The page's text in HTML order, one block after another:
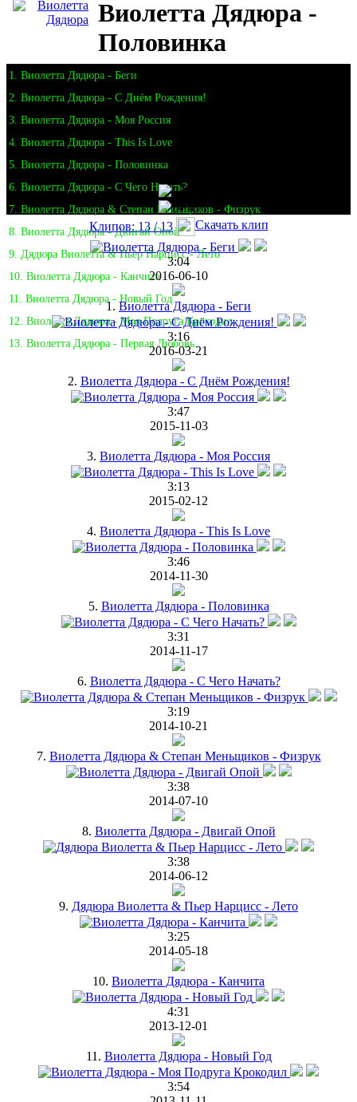
Виолетта Дядюра -
Половинка
1. Виолетта Дядюра - Беги
2. Виолетта Дядюра - С Днём Рождения!
3. Виолетта Дядюра - Моя Россия
4. Виолетта Дядюра - This Is Love
5. Виолетта Дядюра - Половинка
6. Виолетта Дядюра - С Чего Начать?
7. Виолетта Дядюра & Степан Меньщиков - Физрук
8. Виолетта Дядюра - Двигай Опой
9. Дядюра Виолетта & Пьер Нарцисс - Лето
10. Виолетта Дядюра - Канчита
11. Виолетта Дядюра - Новый Год
12. Виолетта Дядюра - Моя Подруга Крокодил
13. Виолетта Дядюра - Первая Любовь
Клипов: 13 / 13 Скачать клип
3:04
2016-06-10
1. Виолетта Дядюра - Беги
3:16
2016-03-21
2. Виолетта Дядюра - С Днём Рождения!
3:47
2015-11-03
3. Виолетта Дядюра - Моя Россия
3:13
2015-02-12
4. Виолетта Дядюра - This Is Love
3:46
2014-11-30
5. Виолетта Дядюра - Половинка
3:31
2014-11-17
6. Виолетта Дядюра - С Чего Начать?
3:19
2014-10-21
7. Виолетта Дядюра & Степан Меньщиков - Физрук
3:38
2014-07-10
8. Виолетта Дядюра - Двигай Опой
3:38
2014-06-12
9. Дядюра Виолетта & Пьер Нарцисс - Лето
3:25
2014-05-18
10. Виолетта Дядюра - Канчита
4:31
2013-12-01
11. Виолетта Дядюра - Новый Год
3:54